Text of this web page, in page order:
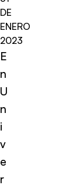
DE
ENERO
2023
E
n
U
n
i
v
e
r